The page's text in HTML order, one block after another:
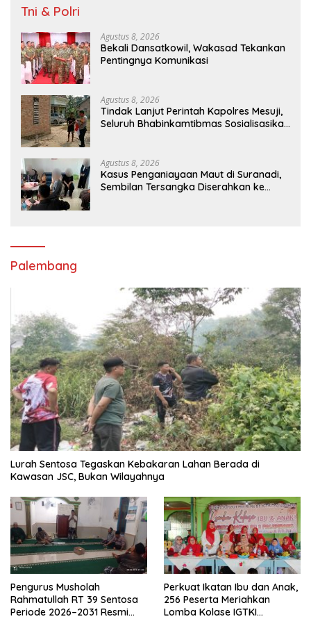
Tni & Polri
Agustus 8, 2026
Bekali Dansatkowil, Wakasad Tekankan
Pentingnya Komunikasi
Agustus 8, 2026
Tindak Lanjut Perintah Kapolres Mesuji,
Seluruh Bhabinkamtibmas Sosialisasikan
Agustus 8, 2026
Kasus Penganiayaan Maut di Suranadi,
Sembilan Tersangka Diserahkan ke
Palembang
Lurah Sentosa Tegaskan Kebakaran Lahan Berada di
Kawasan JSC, Bukan Wilayahnya
Pengurus Musholah
Rahmatullah RT 39 Sentosa
Periode 2026–2031 Resmi
Perkuat Ikatan Ibu dan Anak,
256 Peserta Meriahkan
Lomba Kolase IGTKI